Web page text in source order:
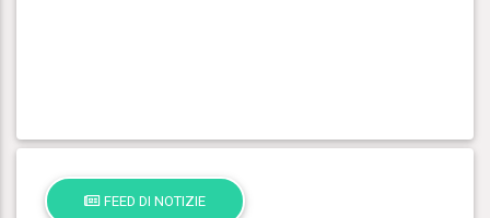
FEED DI NOTIZIE